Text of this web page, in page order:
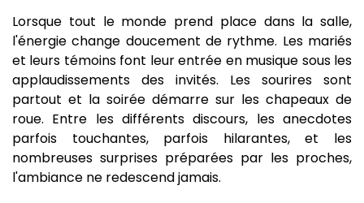
Lorsque tout le monde prend place dans la salle,
l'énergie change doucement de rythme. Les mariés
et leurs témoins font leur entrée en musique sous les
applaudissements des invités. Les sourires sont
partout et la soirée démarre sur les chapeaux de
roue. Entre les différents discours, les anecdotes
parfois touchantes, parfois hilarantes, et les
nombreuses surprises préparées par les proches,
l'ambiance ne redescend jamais.